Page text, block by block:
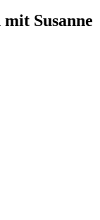
Susanne